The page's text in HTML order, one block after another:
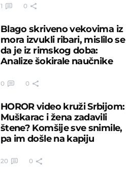
1 0
Blago skriveno vekovima iz
mora izvukli ribari, mislilo se
da je iz rimskog doba:
Analize šokirale naučnike
0 0
HOROR video kruži Srbijom:
Muškarac i žena zadavili
štene? Komšije sve snimile,
pa im došle na kapiju
20 0